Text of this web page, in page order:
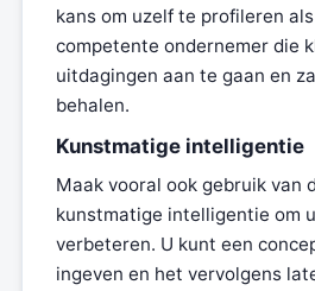
kans om uzelf te profileren
competente ondernemer die
uitdagingen aan te gaan en
behalen.
Kunstmatige intelligentie
Maak vooral ook gebruik van
kunstmatige intelligentie om
verbeteren. U kunt een
ingeven en het vervolgens